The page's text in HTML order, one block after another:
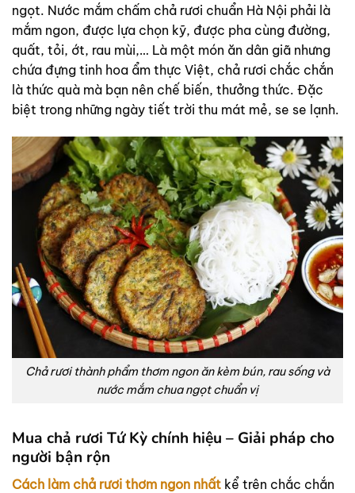
ngọt. Nước mắm chấm chả rươi chuẩn Hà Nội phải là
mắm ngon, được lựa chọn kỹ, được pha cùng đường,
quất, tỏi, ớt, rau mùi,… Là một món ăn dân giã nhưng
chứa đựng tinh hoa ẩm thực Việt, chả rươi chắc chắn
là thức quà mà bạn nên chế biến, thưởng thức. Đặc
biệt trong những ngày tiết trời thu mát mẻ, se se lạnh.
Chả rươi thành phẩm thơm ngon ăn kèm bún, rau sống và
nước mắm chua ngọt chuẩn vị
Mua chả rươi Tứ Kỳ chính hiệu – Giải pháp cho
người bận rộn
Cách làm chả rươi thơm ngon nhất kể trên chắc chắn